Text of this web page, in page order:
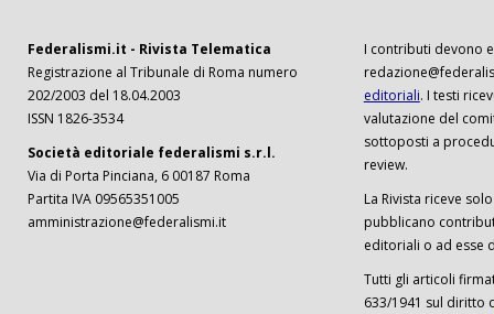
Federalismi.it - Rivista Telematica
Registrazione al Tribunale di Roma numero
202/2003 del 18.04.2003
ISSN 1826-3534
Società editoriale federalismi s.r.l.
Via di Porta Pinciana, 6 00187 Roma
Partita IVA 09565351005
amministrazione@federalismi.it
I contributi devono
editoriali. I testi
valutazione del
sottoposti a
review.
La Rivista riceve
pubblicano
editoriali o ad esse
Tutti gli articoli
633/1941 sul diritto